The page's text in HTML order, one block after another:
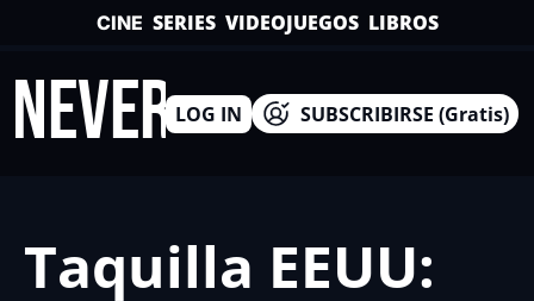
CINE SERIES VIDEOJUEGOS LIBROS
LOG IN SUBSCRIBIRSE (Gratis)
Taquilla EEUU: